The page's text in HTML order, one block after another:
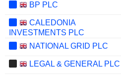
BP PLC
CALEDONIA
INVESTMENTS PLC
NATIONAL GRID PLC
LEGAL & GENERAL PLC